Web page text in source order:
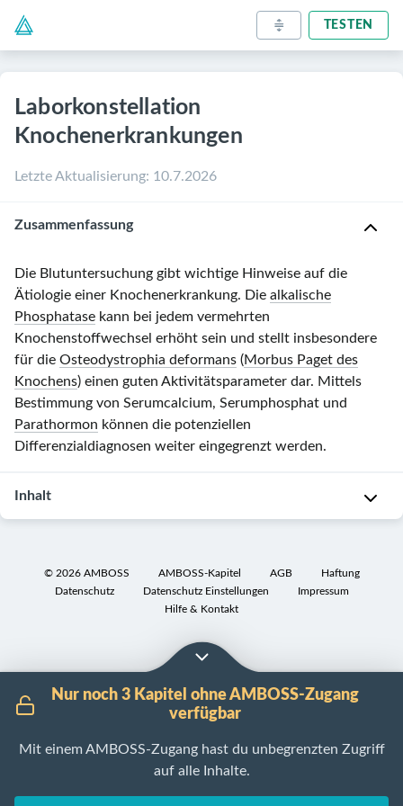
TESTEN
Laborkonstellation
Knochenerkrankungen
Letzte Aktualisierung: 10.7.2026
Zusammenfassung
Die Blutuntersuchung gibt wichtige Hinweise auf die
Ätiologie einer Knochenerkrankung. Die alkalische
Phosphatase kann bei jedem vermehrten
Knochenstoffwechsel erhöht sein und stellt insbesondere
für die Osteodystrophia deformans (Morbus Paget des
Knochens) einen guten Aktivitätsparameter dar. Mittels
Bestimmung von Serumcalcium, Serumphosphat und
Parathormon können die potenziellen
Differenzialdiagnosen weiter eingegrenzt werden.
Inhalt
achitis
↑↑
© 2026AMBOSS AMBOSS-Kapitel AGB
Haftung
Datenschutz
Datenschutz Einstellungen
Impressum
Hilfe & Kontakt
Nur noch 3 Kapitel ohne AMBOSS-Zugang
verfügbar
Mit einem AMBOSS-Zugang hast du unbegrenzten Zugriff
auf alle Inhalte.